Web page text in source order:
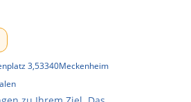
3,53340Meckenheim